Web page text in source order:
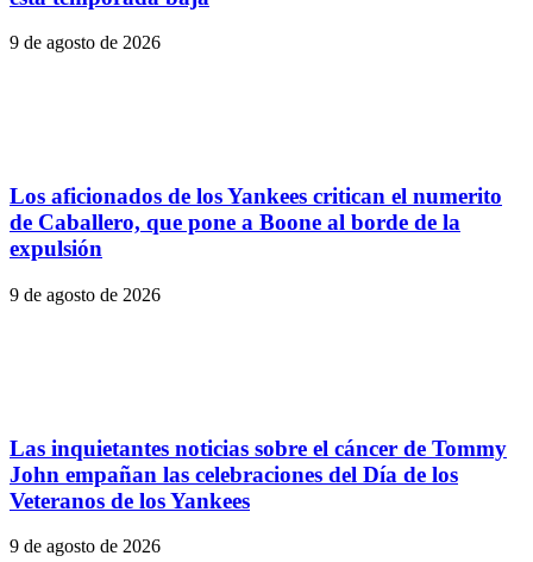
9 de agosto de 2026
Los aficionados de los Yankees critican el numerito
de Caballero, que pone a Boone al borde de la
expulsión
9 de agosto de 2026
Las inquietantes noticias sobre el cáncer de Tommy
John empañan las celebraciones del Día de los
Veteranos de los Yankees
9 de agosto de 2026